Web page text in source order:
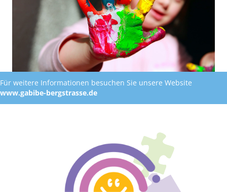
Für weitere Informationen besuchen Sie unsere Website
www.gabibe-bergstrasse.de